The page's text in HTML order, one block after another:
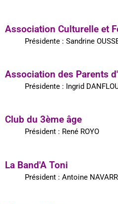
Association Culturelle et
Présidente : Sandrine
Association des Parents
Présidente : Ingrid
Club du 3ème âge
Président : René ROYO
La Band'A Toni
Président : Antoine